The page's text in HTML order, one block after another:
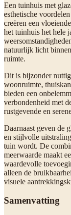
Een tuinhuis met
esthetische
creëren een
het tuinhuis het hele
natuurlijk licht
ruimte.
Dit is bijzonder
woonruimte,
bieden een
verbondenheid met
rustgevende en
Daarnaast geven de
en stijlvolle
tuin wordt. De
meerwaarde maakt
waardevolle
alleen de
visuele
Samenvatting